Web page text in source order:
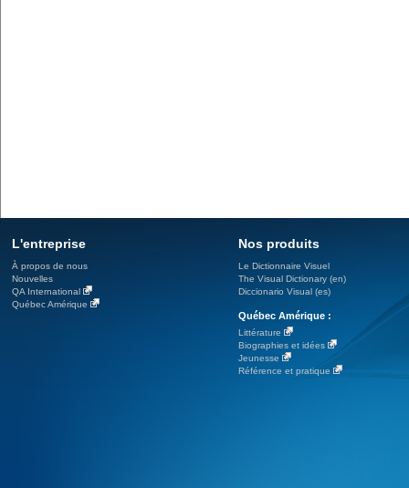
L'entreprise
À propos de nous
Nouvelles
QA International
Québec Amérique
Nos produits
Le Dictionnaire Visuel
The Visual Dictionary (en)
Diccionario Visual (es)
Québec Amérique :
Littérature
Biographies et idées
Jeunesse
Référence et pratique